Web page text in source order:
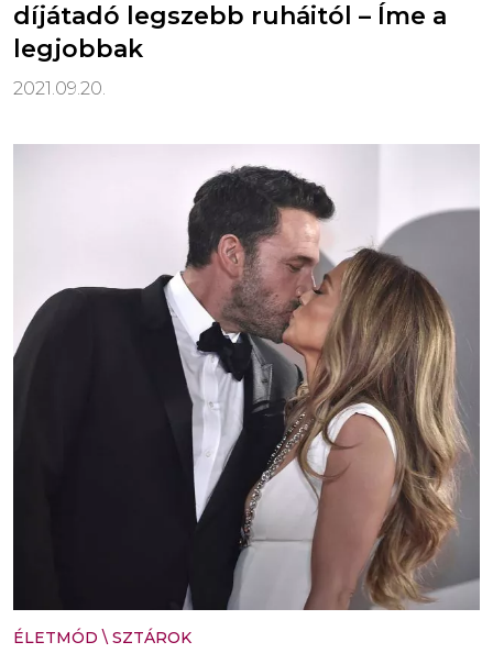
díjátadó legszebb ruháitól – Íme a
legjobbak
2021.09.20.
ÉLETMÓD \ SZTÁROK